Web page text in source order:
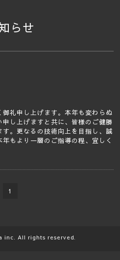
らせ
礼申し上げます。本年も変わらぬ
し上げますと共に、皆様のご健勝
。更なるの技術向上を目指し、誠
もより一層のご指導の程、宜しく
1
inc. All rights reserved.